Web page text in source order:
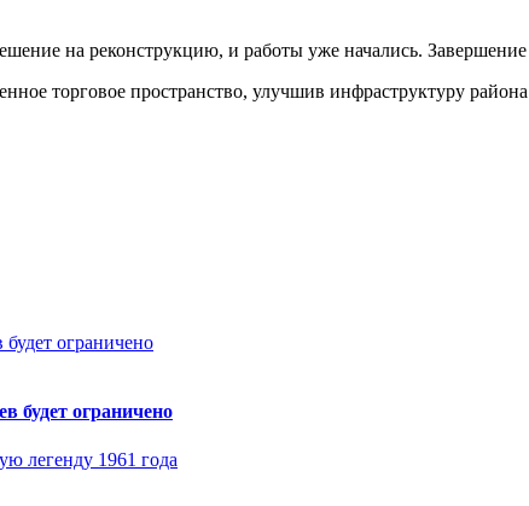
на реконструкцию, и работы уже начались. Завершение
торговое пространство, улучшив инфраструктуру
будет ограничено